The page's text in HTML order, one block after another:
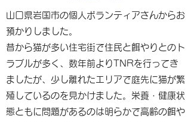
山口県岩国市の個人ボランティアさんからお
預かりしました。
昔から猫が多い住宅街で住民と餌やりとのト
ラブルが多く、数年前よりTNRを行ってき
ましたが、少し離れたエリアで庭先に猫が繁
殖しているのを見かけました。栄養・健康状
態ともに問題があるのは明らかで高齢の餌や